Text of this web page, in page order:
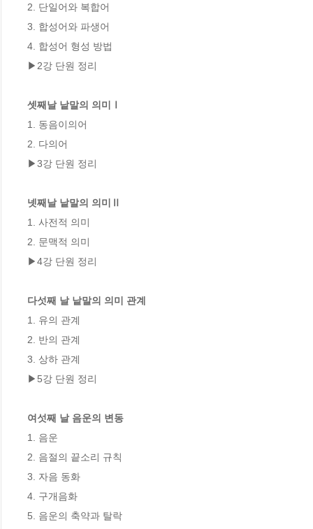
2. 단일어와 복합어
3. 합성어와 파생어
4. 합성어 형성 방법
▶2강 단원 정리
셋째날 낱말의 의미Ⅰ
1. 동음이의어
2. 다의어
▶3강 단원 정리
넷째날 낱말의 의미Ⅱ
1. 사전적 의미
2. 문맥적 의미
▶4강 단원 정리
다섯째 날 낱말의 의미 관계
1. 유의 관계
2. 반의 관계
3. 상하 관계
▶5강 단원 정리
여섯째 날 음운의 변동
1. 음운
2. 음절의 끝소리 규칙
3. 자음 동화
4. 구개음화
5. 음운의 축약과 탈락